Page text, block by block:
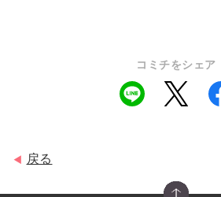
コミチをシェア
◀ 戻る